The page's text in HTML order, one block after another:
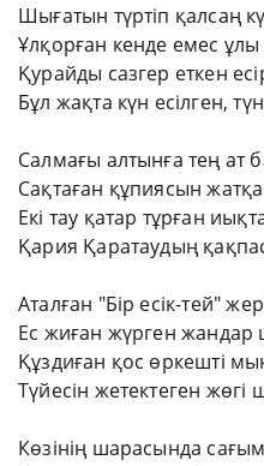
Шығатын түртіп қалсаң
Ұлқорған кенде емес ұлы
Қурайды сазгер еткен
Бұл жақта күн есілген,
Салмағы алтынға тең ат
Сақтаған құпиясын
Екі тау қатар тұрған
Қария Қаратаудың
Аталған "Бір есік-тей"
Ес жиған жүрген жандар
Құздиған қос өркешті
Түйесін жетектеген жөгі
Көзінің шарасында сағым